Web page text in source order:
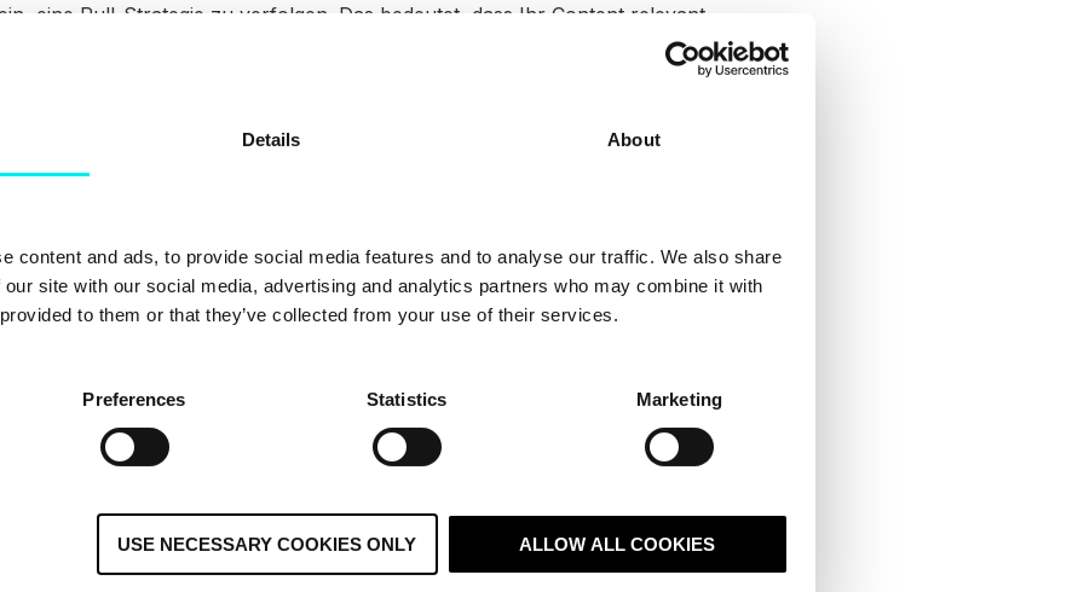
Details About
content and ads, to provide social media features and to analyse our traffic. We also share
site with our social media, advertising and analytics partners who may combine it with
to them or that they’ve collected from your use of their services.
Preferences Statistics Marketing
USE NECESSARY COOKIES ONLY ALLOW ALL COOKIES
eine Pull-Strategie zu verfolgen. Das bedeutet, dass Ihr Content relevant
ist, dass der Kunde diesen FREIWILLG über seine Kanäle teilt. Das kann
sein, ein Teilen auf Facebook oder ein Blogbeitrag, der von begeisterten
und Informationsstruktur der Zielgruppe ausgerichtet,
von Fragen,
bietet echten Mehrwert.